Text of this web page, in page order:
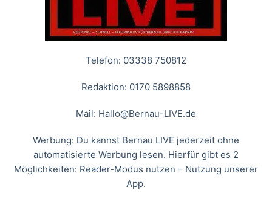
Telefon: 03338 750812
Redaktion: 0170 5898858
Mail: Hallo@Bernau-LIVE.de
Werbung: Du kannst Bernau LIVE jederzeit ohne
automatisierte Werbung lesen. Hierfür gibt es 2
Möglichkeiten: Reader-Modus nutzen – Nutzung unserer
App.